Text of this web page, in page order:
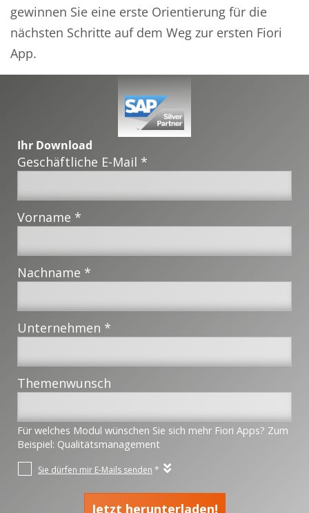
gewinnen Sie eine erste Orientierung für die
nächsten Schritte auf dem Weg zur ersten Fiori
App.
Ihr Download